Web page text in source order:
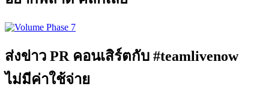
ส่งข่าว PR คอนเสิร์ตกับ #teamlivenow
ไม่มีค่าใช้จ่าย